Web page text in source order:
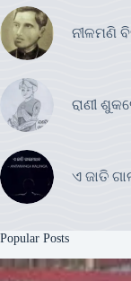
ନୀଳମଣି
ରାଣୀ
ଏ ଜାତି
Popular Posts